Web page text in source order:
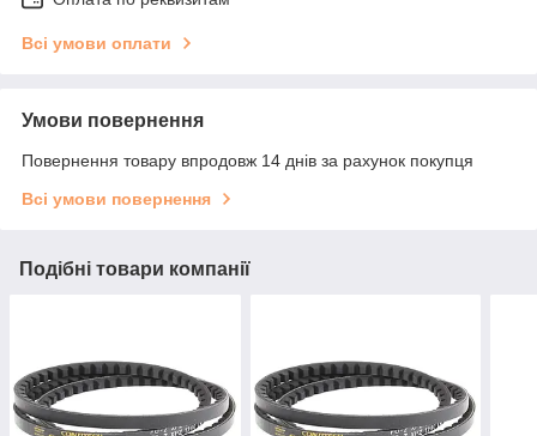
Всі умови оплати
Умови повернення
Повернення товару впродовж 14 днів за рахунок покупця
Всі умови повернення
Подібні товари компанії